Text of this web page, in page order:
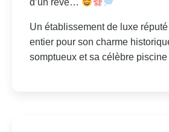
d’un rêve…
Un établissement de luxe
entier pour son charme
somptueux et sa célèbre